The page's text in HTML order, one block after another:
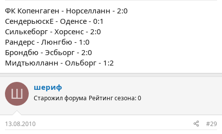
ФК Копенгаген - Норселланн - 2:0
СендерьюскЕ - Оденсе - 0:1
Силькеборг - Хорсенс - 2:0
Рандерс - Люнгбю - 1:0
Брондбю - Эсбьорг - 2:0
Мидтьюлланн - Ольборг - 1:2
Ш шериф
Старожил форума Рейтинг сезона: 0
13.08.2010 #29